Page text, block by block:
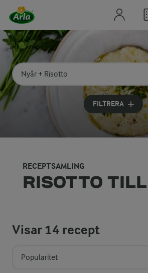
Sök på kategori eller ingrediens
Skriv in sökord för att få förslag
FILTRERA
RECEPTSAMLING
RISOTTO
Visar14 recept
Popularitet